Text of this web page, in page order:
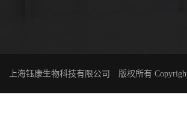
上海钰康生物科技有限公司 版权所有